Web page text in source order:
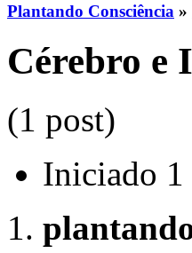
Plantando Consciência »
Cérebro e
(1 post)
Iniciado 1